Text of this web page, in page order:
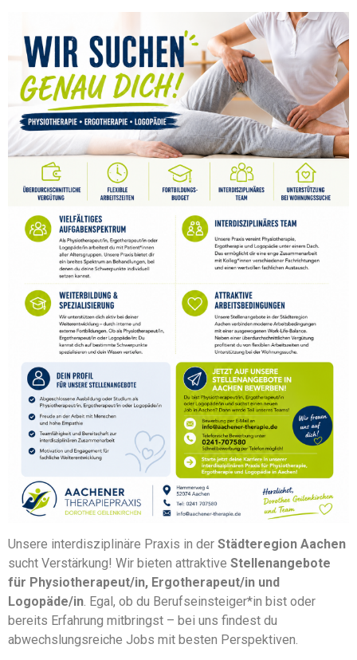
Unsere interdisziplinäre Praxis in der Städteregion Aachen
sucht Verstärkung! Wir bieten attraktive Stellenangebote
für Physiotherapeut/in, Ergotherapeut/in und
Logopäde/in . Egal, ob du Berufseinsteiger*in bist oder
bereits Erfahrung mitbringst – bei uns findest du
abwechslungsreiche Jobs mit besten Perspektiven.